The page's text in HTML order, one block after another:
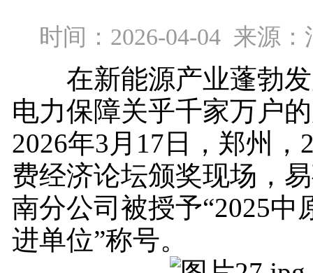
时间：2026-04-04 来源
在新能源产业蓬勃发
电力保障关乎千家万户
2026年3月17日，郑州，
费经济论坛颁奖现场，
南分公司被授予“2025中
进单位”称号。